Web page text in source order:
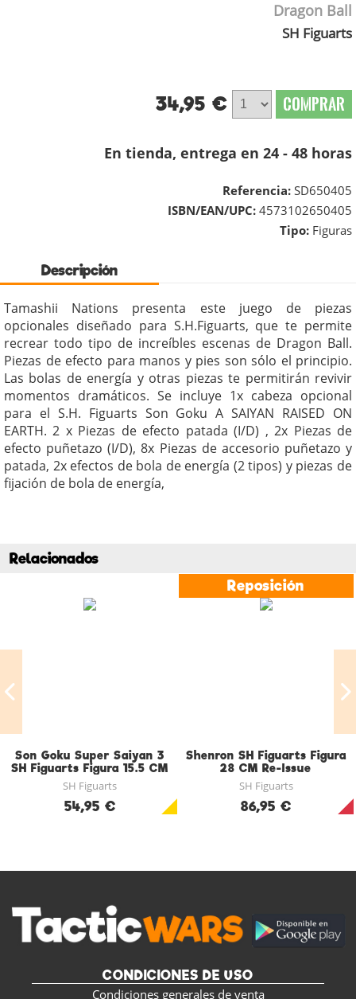
Dragon Ball
SH Figuarts
34,95 € COMPRAR
En tienda, entrega en 24 - 48 horas
Referencia: SD650405
ISBN/EAN/UPC: 4573102650405
Tipo: Figuras
Descripción
Tamashii Nations presenta este juego de piezas
opcionales diseñado para S.H.Figuarts, que te permite
recrear todo tipo de increíbles escenas de Dragon Ball.
Piezas de efecto para manos y pies son sólo el principio.
Las bolas de energía y otras piezas te permitirán revivir
momentos dramáticos. Se incluye 1x cabeza opcional
para el S.H. Figuarts Son Goku A SAIYAN RAISED ON
EARTH. 2 x Piezas de efecto patada (I/D) , 2x Piezas de
efecto puñetazo (I/D), 8x Piezas de accesorio puñetazo y
patada, 2x efectos de bola de energía (2 tipos) y piezas de
fijación de bola de energía,
Relacionados
Son Goku Super Saiyan 3
SH Figuarts Figura 15.5 CM
SH Figuarts
54,95 €
Shenron SH Figuarts Figura
28 CM Re-Issue
SH Figuarts
86,95 €
Reposición
CONDICIONES DE USO
Condiciones generales de venta